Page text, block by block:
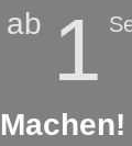
1
ab
Machen!